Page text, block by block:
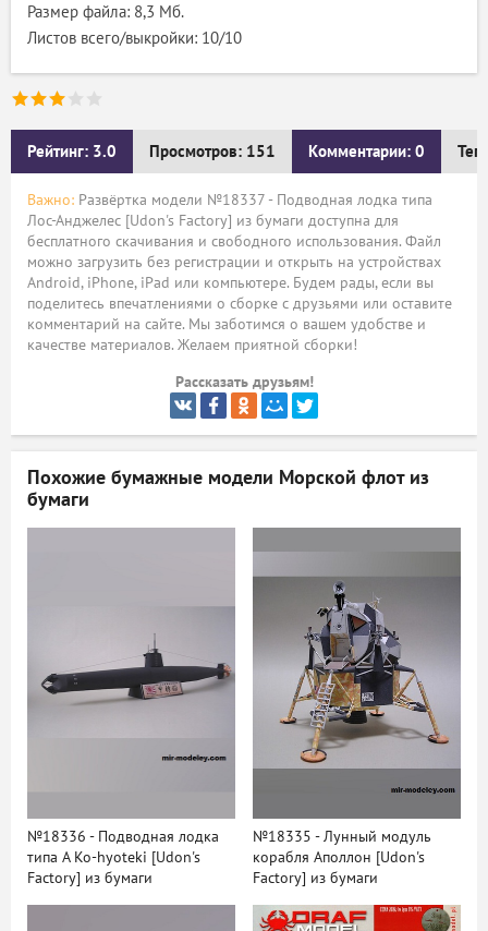
Размер файла: 8,3 Мб.
Листов всего/выкройки: 10/10
Рейтинг: 3.0 Просмотров: 151 Комментарии: 0
Важно: Развёртка модели №18337 - Подводная лодка типа
Лос-Анджелес [Udon's Factory] из бумаги доступна для
бесплатного скачивания и свободного использования. Файл
можно загрузить без регистрации и открыть на устройствах
Android, iPhone, iPad или компьютере. Будем рады, если вы
поделитесь впечатлениями о сборке с друзьями или оставите
комментарий на сайте. Мы заботимся о вашем удобстве и
качестве материалов. Желаем приятной сборки!
Рассказать друзьям!
Похожие бумажные модели Морской флот из
бумаги
№18336 - Подводная лодка
типа A Ko-hyoteki [Udon's
Factory] из бумаги
№18335 - Лунный модуль
корабля Аполлон [Udon's
Factory] из бумаги